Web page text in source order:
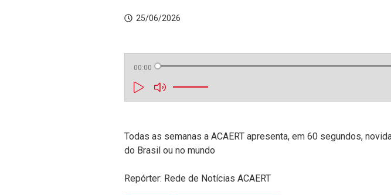
25/06/2026
00:00
Todas as semanas a ACAERT apresenta, em 60 segundos,
do Brasil ou no mundo
Repórter: Rede de Notícias ACAERT